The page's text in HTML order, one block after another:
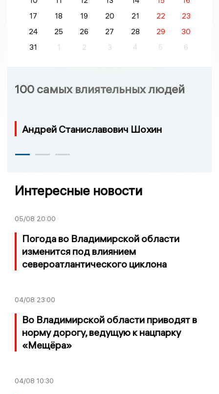
17
18 19 20 21 22
23
24
25 26 27 28 29
30
31
1 2 3 4 5 6
100 самых влиятельных людей
Андрей Станиславович Шохин
Интересные новости
05/08 20:00
Погода во Владимирской области
изменится под влиянием
североатлантического циклона
04/08 23:00
Во Владимирской области приводят в
норму дорогу, ведущую к нацпарку
«Мещёра»
04/08 10:30